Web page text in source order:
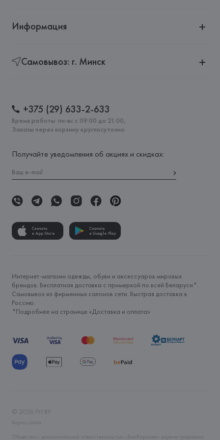
Информация
Самовывоз: г. Минск
+375 (29) 633-2-633
Время работы: пн-вс с 09:00 до 21:00,
Заказы через корзину круглосуточно
Получайте уведомления об акциях и скидках:
Скачать
в App Store
Скачать
в Google Play
Интернет-магазин одежды, обуви и аксессуаров мировых
брендов. Бесплатная доставка с примеркой по всей Беларуси*.
Самовывоз из фирменных салонов сети. Быстрая доставка в
Россию.
*Подробнее на странице «Доставка и оплата»
© 2026 FH.BY
Карта сайта
Общество с дополнительной ответственностью «БелВиринея» зарегистрировано